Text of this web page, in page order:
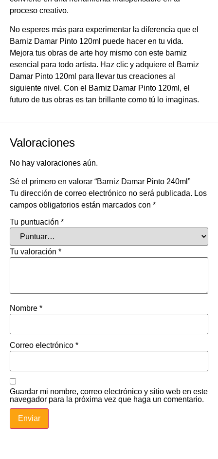
proceso creativo.
No esperes más para experimentar la diferencia que el
Barniz Damar Pinto 120ml puede hacer en tu vida.
Mejora tus obras de arte hoy mismo con este barniz
esencial para todo artista. Haz clic y adquiere el Barniz
Damar Pinto 120ml para llevar tus creaciones al
siguiente nivel. Con el Barniz Damar Pinto 120ml, el
futuro de tus obras es tan brillante como tú lo imaginas.
Valoraciones
No hay valoraciones aún.
Sé el primero en valorar “Barniz Damar Pinto 240ml”
Tu dirección de correo electrónico no será publicada. Los
campos obligatorios están marcados con *
Tu puntuación *
Tu valoración *
Nombre *
Correo electrónico *
Guardar mi nombre, correo electrónico y sitio web en este
navegador para la próxima vez que haga un comentario.